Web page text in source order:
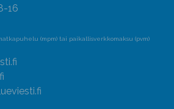
16
(mpm) tai paikallisverkkomaksu (pvm)